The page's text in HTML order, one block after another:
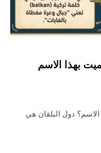
بهذا الاسم
دول البلقان هي